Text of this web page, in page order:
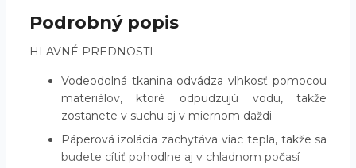
Podrobný popis
HLAVNÉ PREDNOSTI
Vodeodolná tkanina odvádza vlhkosť pomocou
materiálov, ktoré odpudzujú vodu, takže
zostanete v suchu aj v miernom daždi
Páperová izolácia zachytáva viac tepla, takže sa
budete cítiť pohodlne aj v chladnom počasí